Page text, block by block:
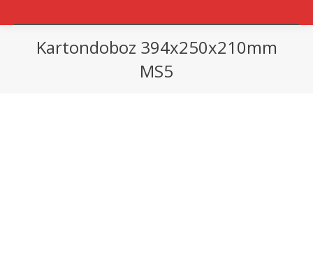
Kartondoboz 394x250x210mm
MS5